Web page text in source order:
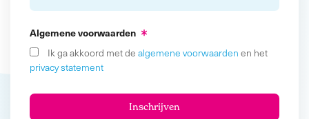
Algemene voorwaarden
Ik ga akkoord met de algemene voorwaarden en het
privacy statement